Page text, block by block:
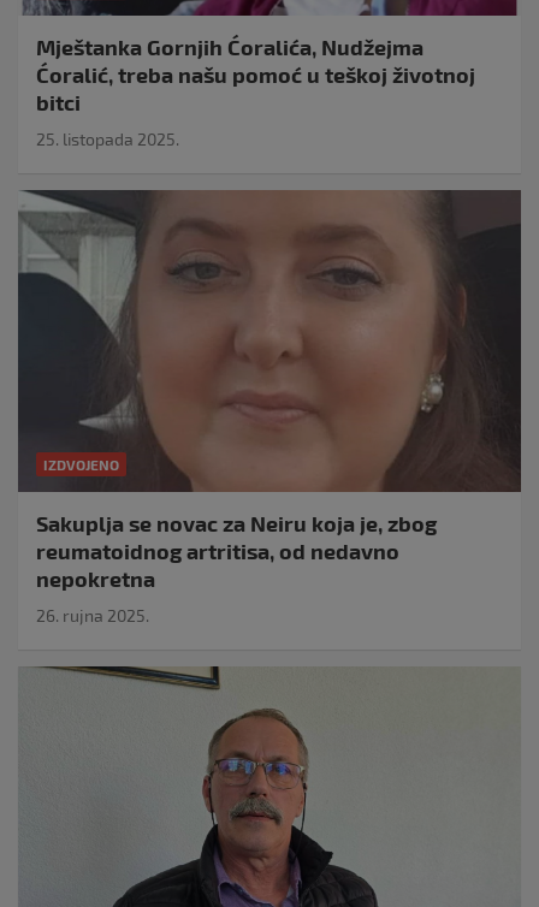
Mještanka Gornjih Ćoralića, Nudžejma
Ćoralić, treba našu pomoć u teškoj životnoj
bitci
25. listopada 2025.
IZDVOJENO
Sakuplja se novac za Neiru koja je, zbog
reumatoidnog artritisa, od nedavno
nepokretna
26. rujna 2025.